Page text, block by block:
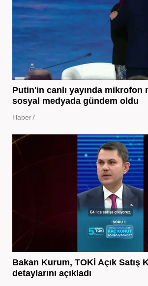
Putin'in canlı yayında mikrofon
sosyal medyada gündem oldu
Haber7
Bakan Kurum, TOKİ Açık Satış
detaylarını açıkladı